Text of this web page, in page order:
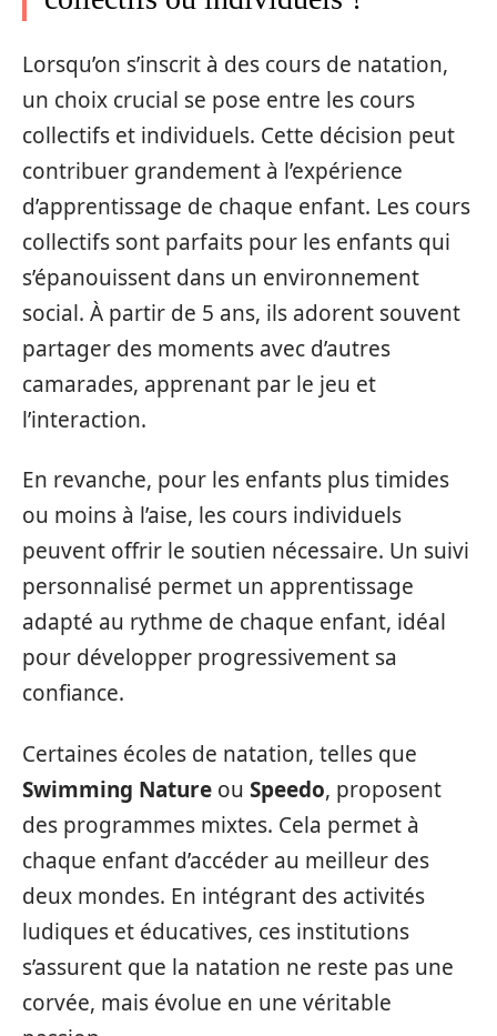
Lorsqu’on s’inscrit à des cours de natation,
un choix crucial se pose entre les cours
collectifs et individuels. Cette décision peut
contribuer grandement à l’expérience
d’apprentissage de chaque enfant. Les cours
collectifs sont parfaits pour les enfants qui
s’épanouissent dans un environnement
social. À partir de 5 ans, ils adorent souvent
partager des moments avec d’autres
camarades, apprenant par le jeu et
l’interaction.
En revanche, pour les enfants plus timides
ou moins à l’aise, les cours individuels
peuvent offrir le soutien nécessaire. Un suivi
personnalisé permet un apprentissage
adapté au rythme de chaque enfant, idéal
pour développer progressivement sa
confiance.
Certaines écoles de natation, telles que
Swimming Nature ou Speedo, proposent
des programmes mixtes. Cela permet à
chaque enfant d’accéder au meilleur des
deux mondes. En intégrant des activités
ludiques et éducatives, ces institutions
s’assurent que la natation ne reste pas une
corvée, mais évolue en une véritable